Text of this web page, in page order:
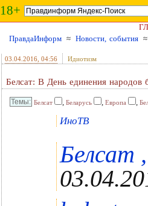
18+
ПравдаИнформ ≈ Новости, события ≈
03.04.2016 , 04:56 Идиотизм
Белсат: В День единения народов
Белсат , Беларусь , Европа ,
ИноТВ
Белсат